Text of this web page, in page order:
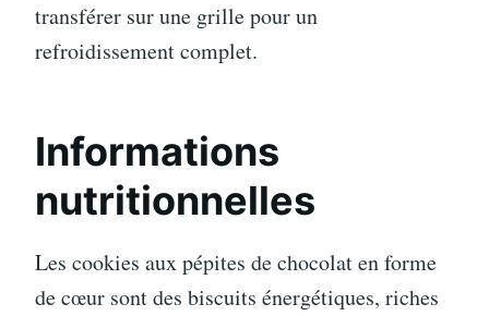
transférer sur une grille pour un
refroidissement complet.
Informations
nutritionnelles
Les cookies aux pépites de chocolat en forme
de cœur sont des biscuits énergétiques, riches